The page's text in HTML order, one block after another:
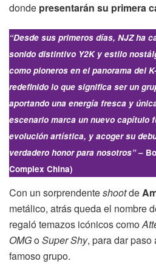
donde presentarán su primera
“Desde sus primeros días, NJZ ha
sonido distintivo Y2K y estilo
como pioneros en el panorama del
redefinido lo que significa ser un
aportando una energía fresca y
escenario marca un nuevo capítulo
evolución artística, y acoger su
verdadero honor para nosotros”–
Complex China)
Con un sorprendenteshootde
metálico, atrás queda el nombre
regaló temazos icónicos como
OMGoSuper Shy, para dar paso
famoso grupo.